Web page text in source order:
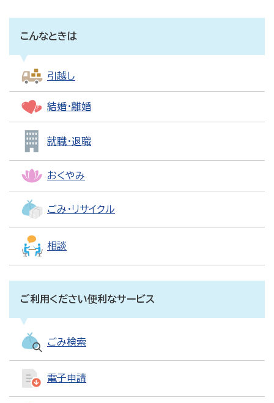
こんなときは
引越し
結婚・離婚
就職・退職
おくやみ
ごみ・リサイクル
相談
ご利用ください便利なサービス
ごみ検索
電子申請